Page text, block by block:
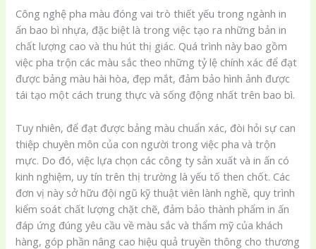
Công nghệ pha màu đóng vai trò thiết yếu trong ngành in
ấn bao bì nhựa, đặc biệt là trong việc tạo ra những bản in
chất lượng cao và thu hút thị giác. Quá trình này bao gồm
việc pha trộn các màu sắc theo những tỷ lệ chính xác để đạt
được bảng màu hài hòa, đẹp mắt, đảm bảo hình ảnh được
tái tạo một cách trung thực và sống động nhất trên bao bì.
Tuy nhiên, để đạt được bảng màu chuẩn xác, đòi hỏi sự can
thiệp chuyên môn của con người trong việc pha và trộn
mực. Do đó, việc lựa chọn các công ty sản xuất và in ấn có
kinh nghiệm, uy tín trên thị trường là yếu tố then chốt. Các
đơn vị này sở hữu đội ngũ kỹ thuật viên lành nghề, quy trình
kiểm soát chất lượng chặt chẽ, đảm bảo thành phẩm in ấn
đáp ứng đúng yêu cầu về màu sắc và thẩm mỹ của khách
hàng, góp phần nâng cao hiệu quả truyền thông cho thương